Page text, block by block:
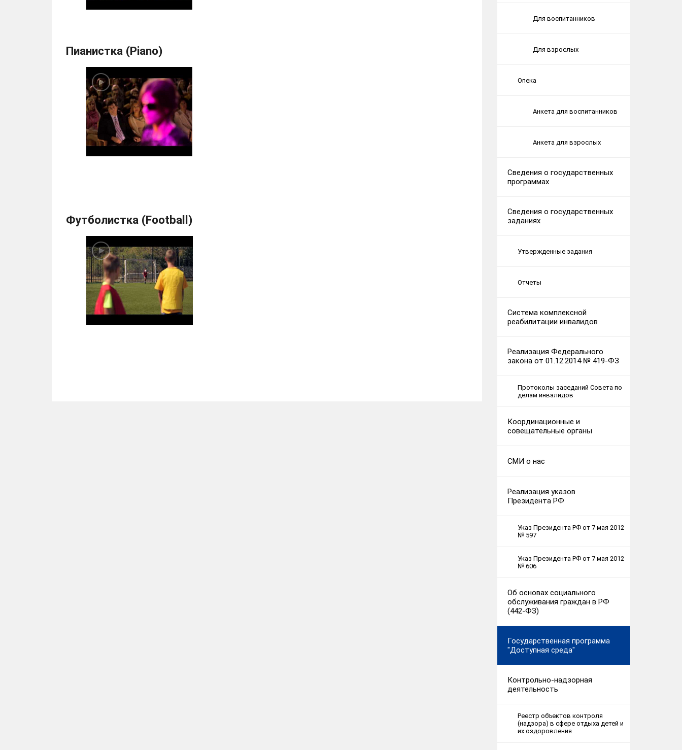
Пианистка (Piano)
Футболистка (Football)
Для воспитанников
Для взрослых
Опека
Анкета для воспитанников
Анкета для взрослых
Сведения о государственных
программах
Сведения о государственных
заданиях
Утвержденные задания
Отчеты
Система комплексной
реабилитации инвалидов
Реализация Федерального
закона от 01.12.2014 № 419-ФЗ
Протоколы заседаний Совета по
делам инвалидов
Координационные и
совещательные органы
СМИ о нас
Реализация указов
Президента РФ
Указ Президента РФ от 7 мая 2012
№ 597
Указ Президента РФ от 7 мая 2012
№ 606
Об основах социального
обслуживания граждан в РФ
(442-ФЗ)
Государственная программа
"Доступная среда"
Контрольно-надзорная
деятельность
Реестр объектов контроля
(надзора) в сфере отдыха детей и
их оздоровления